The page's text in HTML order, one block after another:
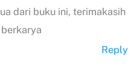
dari buku ini, terimakasih
Reply